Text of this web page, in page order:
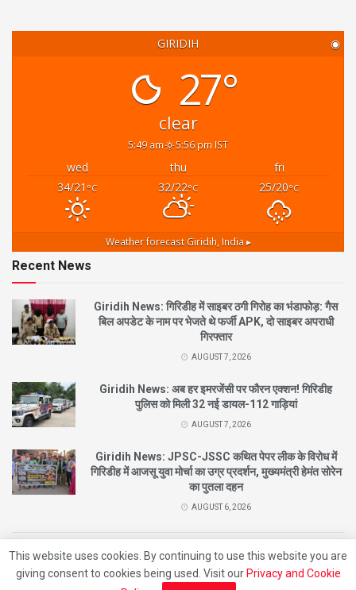
GIRIDIH ◉
27°
clear
5:49 am 5:56 pm IST
wed thu
fri
34/21 °C 32/22°C 25/20°C
Weather forecast Giridih, India ▸
Recent News
Giridih News: गिरिडीह में साइबर ठगी गिरोह का भंडाफोड़: गैस
बिल अपडेट के नाम पर भेजते थे फर्जी APK, दो साइबर अपराधी
गिरफ्तार
AUGUST 7, 2026
Giridih News: अब हर इमरजेंसी पर फौरन एक्शन! गिरिडीह
पुलिस को मिली 32 नई डायल-112 गाड़ियां
AUGUST 7, 2026
Giridih News: JPSC-JSSC कथित पेपर लीक के विरोध में
गिरिडीह में आजसू युवा मोर्चा का उग्र प्रदर्शन, मुख्यमंत्री हेमंत सोरेन
का पुतला दहन
AUGUST 6, 2026
© 2021City News Giridih |Designed ByNishantDeveloped ByBeat Of Life
Entertainment
This website uses cookies. By continuing to use this website you are
giving consent to cookies being used. Visit our Privacy and Cookie